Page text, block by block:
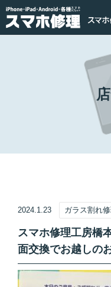
2024.1.23 ガラス割れ
スマホ修理工房橋
面交換でお越しの